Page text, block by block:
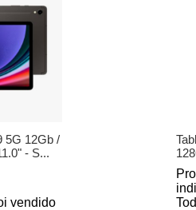
5G 12Gb /
- S...
vendido